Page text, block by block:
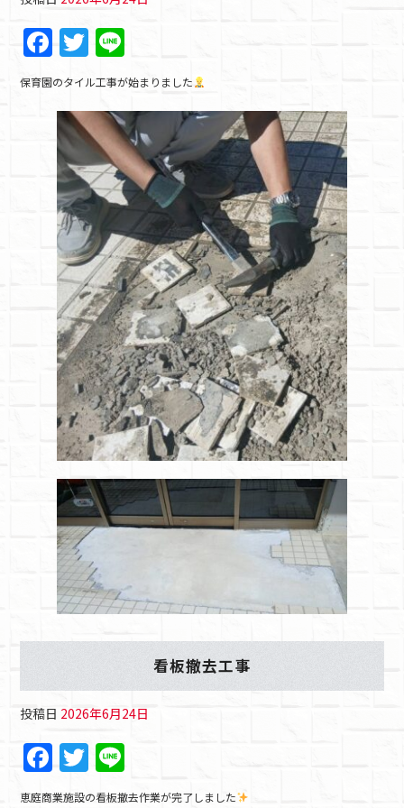
F
a
c
e
b
o
o
k
T
w
itt
er
n
e
保育園のタイル工事が始まりました
看板撤去工事
投稿日 2026年6月24日
F
a
T
w n
恵庭商業施設の看板撤去作業が完了しました